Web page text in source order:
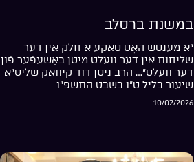
במשנת ברסלב
“אַ מענטש האָט טאַקע אַ חלק אין דער
שליחות אין דער וועלט מיטן באַשעפֿער פֿון
דער וועלט”… הרב ניסן דוד קיוואק שליט”א
שיעור בליל ט”ו בשבט התשפ”ו
10/02/2026